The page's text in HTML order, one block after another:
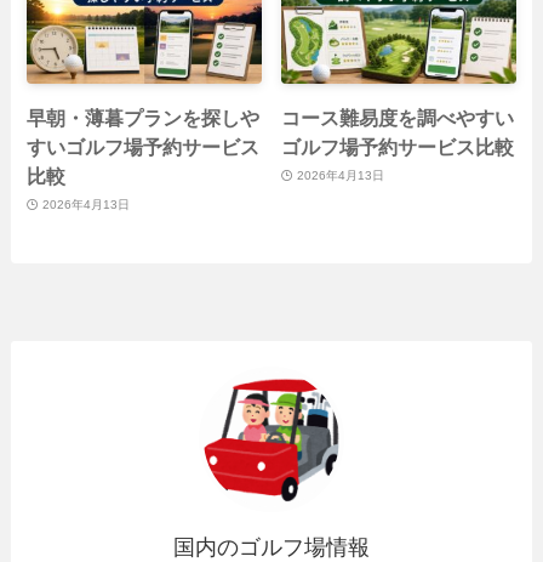
早朝・薄暮プランを探しや
すいゴルフ場予約サービス
比較
2026年4月13日
コース難易度を調べやすい
ゴルフ場予約サービス比較
2026年4月13日
国内のゴルフ場情報